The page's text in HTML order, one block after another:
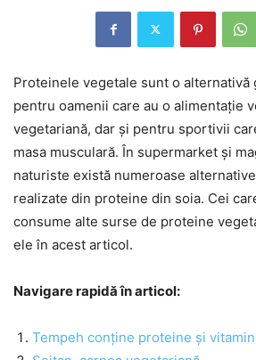
Proteinele vegetale sunt o alternativă
pentru oamenii care au o alimentație
vegetariană, dar și pentru sportivii
masa musculară. În supermarket și
naturiste există numeroase
realizate din proteine din soia. Cei
consume alte surse de proteine
ele în acest articol.
Navigare rapidă în articol:
Tempeh conține proteine și